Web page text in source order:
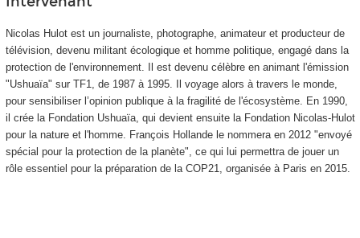
Nicolas Hulot est un journaliste, photographe, animateur et producteur de
télévision, devenu militant écologique et homme politique, engagé dans la
protection de l'environnement. Il est devenu célèbre en animant l'émission
"Ushuaïa" sur TF1, de 1987 à 1995. Il voyage alors à travers le monde,
pour sensibiliser l’opinion publique à la fragilité de l'écosystème. En 1990,
il crée la Fondation Ushuaïa, qui devient ensuite la Fondation Nicolas-Hulot
pour la nature et l'homme. François Hollande le nommera en 2012 "envoyé
spécial pour la protection de la planète", ce qui lui permettra de jouer un
rôle essentiel pour la préparation de la COP21, organisée à Paris en 2015.